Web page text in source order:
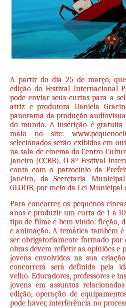
A partir do dia 25 de março,
edição do Festival Internacional
pode enviar seus curtas para a
atriz e produtora Daniela
panorama da produção
do mundo. A inscrição é
maio no site:
selecionados serão exibidos em
na sala de cinema do Centro
Janeiro (CCBB). O 8º Festival
conta com o patrocínio da
Janeiro, da Secretaria
GLOOB, por meio da Lei
Para concorrer, os pequenos
anos e produzir um curta de 1 a
tipo de filme é bem-vindo: ficção,
e animação. A temática também
ser obrigatoriamente formado por
obras devem refletir as opiniões e
jovens envolvidos na sua
concorrerá será definida pela
velho. Educadores, professores e
jovens em assuntos
edição, operação de
pode haver, interferência no